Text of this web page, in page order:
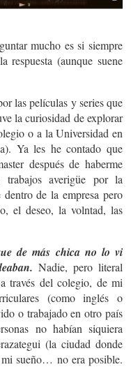
mucho es si siempre
(aunque suene
las películas y series que
la curiosidad de explorar
o a la Universidad en
Ya les he contado que
después de haberme
averigüe por la
de la empresa pero
el deseo, la volntad, las
de más chica no lo vi
Nadie, pero literal
través del colegio, de mi
(como inglés o
o trabajado en otro país
no habían siquiera
(la ciudad donde
sueño… no era posible.